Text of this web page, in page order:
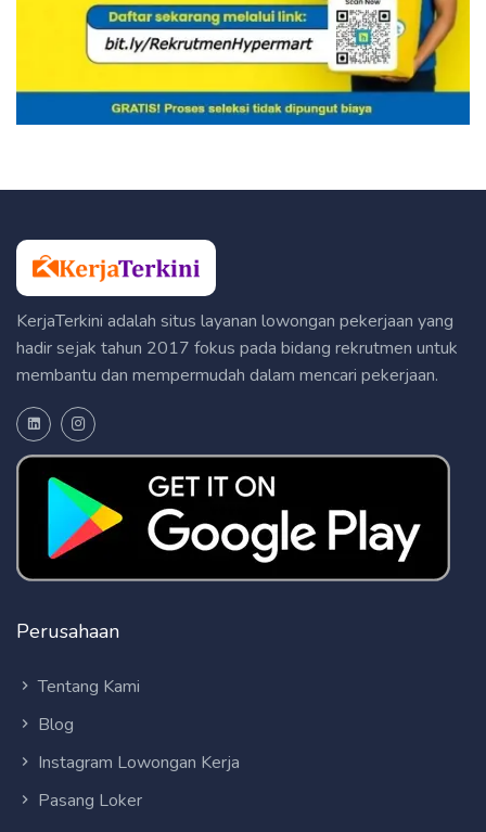
KerjaTerkini adalah situs layanan lowongan pekerjaan yang
hadir sejak tahun 2017 fokus pada bidang rekrutmen untuk
membantu dan mempermudah dalam mencari pekerjaan.
Perusahaan
Tentang Kami
Blog
Instagram Lowongan Kerja
Pasang Loker